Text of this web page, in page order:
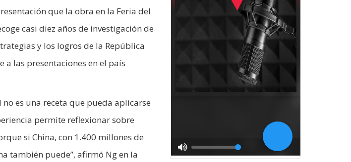
que la obra en la Feria del
casi diez años de investigación de
y los logros de la República
a las presentaciones en el país
es una receta que pueda aplicarse
permite reflexionar sobre
si China, con 1.400 millones de
también puede”, afirmó Ng en la